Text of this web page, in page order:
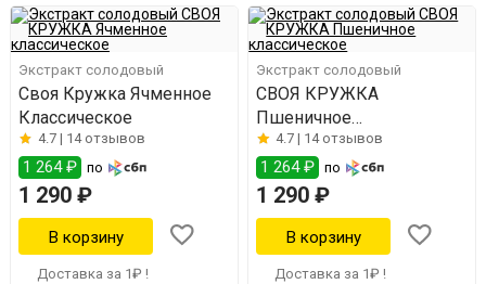
Экстракт солодовый
Своя Кружка Ячменное
Классическое
4.7 | 14 отзывов
1 264 ₽ по
1 290 ₽
Доставка за 1₽ !
Экстракт солодовый
СВОЯ КРУЖКА
Пшеничное
классическое
4.7 | 14 отзывов
1 264 ₽ по
1 290 ₽
Доставка за 1₽ !